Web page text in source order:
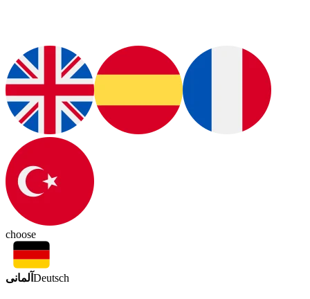
choose
آلمانی Deutsch